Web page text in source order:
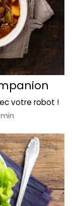
votre robot !